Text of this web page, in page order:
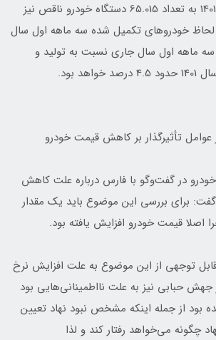
در سه ماهه اول سال 1401 به تعداد 65.015 دستگاه خودرو ناقص نیز
لحاظ خودروهای تکمیل شده سه ماهه اول سال
سه ماهه اول سال جاری نسبت به تولید و
بود.
عوامل تأثیرگذار بر کاهش قیمت خودرو
در گفت‌وگو با فارس درباره علت کاهش
گفت: برای بررسی این موضوع باید یک مقدار
اصلا قیمت خودرو افزایش یافته بود.
توجهی از این موضوع به علت افزایش نرخ
حبابی نیز به علت نااطمینانی‌‌هایی بود
بود از جمله اینکه مشخص نبود نهاد تعیین
چگونه می‌خواهد رفتار کند و لذا